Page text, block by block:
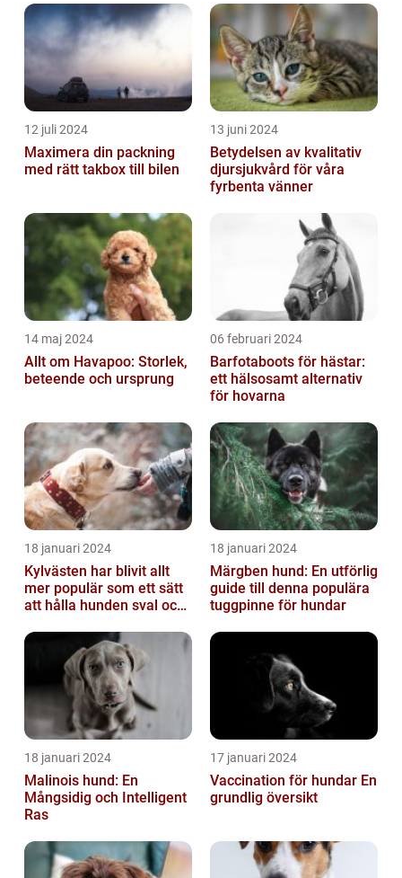
12 juli 2024
Maximera din packning
med rätt takbox till bilen
13 juni 2024
Betydelsen av kvalitativ
djursjukvård för våra
fyrbenta vänner
14 maj 2024
Allt om Havapoo: Storlek,
beteende och ursprung
06 februari 2024
Barfotaboots för hästar:
ett hälsosamt alternativ
för hovarna
18 januari 2024
Kylvästen har blivit allt
mer populär som ett sätt
att hålla hunden sval och
väde...
18 januari 2024
Märgben hund: En utförlig
guide till denna populära
tuggpinne för hundar
18 januari 2024
Malinois hund: En
Mångsidig och Intelligent
Ras
17 januari 2024
Vaccination för hundar En
grundlig översikt